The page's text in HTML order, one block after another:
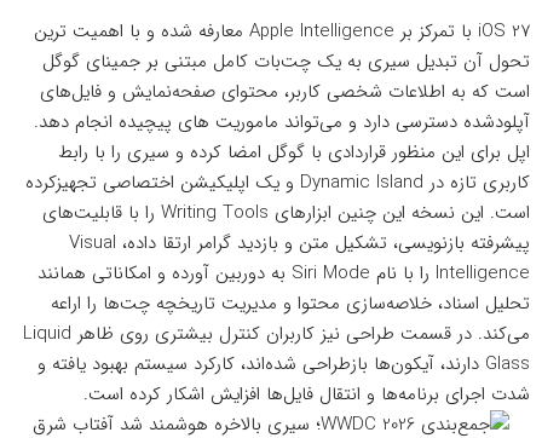
iOS 27 با تمرکز بر Apple Intelligence معارفه شده و با اهمیت ترین
تحول آن تبدیل سیری به یک چت‌بات کامل مبتنی بر جمینای گوگل
است که به اطلاعات شخصی کاربر، محتوای صفحه‌نمایش و فایل‌های
آپلودشده دسترسی دارد و می‌تواند ماموریت های پیچیده انجام دهد.
اپل برای این منظور قراردادی با گوگل امضا کرده و سیری را با رابط
کاربری تازه در Dynamic Island و یک اپلیکیشن اختصاصی تجهیزکرده
است. این نسخه این چنین ابزارهای Writing Tools را با قابلیت‌های
پیشرفته بازنویسی، تشکیل متن و بازدید گرامر ارتقا داده، Visual
Intelligence را با نام Siri Mode به دوربین آورده و امکاناتی همانند
تحلیل اسناد، خلاصه‌سازی محتوا و مدیریت تاریخچه چت‌ها را اراعه
می‌کند. در قسمت طراحی نیز کاربران کنترل بیشتری روی ظاهر Liquid
Glass دارند، آیکون‌ها بازطراحی شده‌اند، کارکرد سیستم بهبود یافته و
شدت اجرای برنامه‌ها و انتقال فایل‌ها افزایش اشکار کرده است.